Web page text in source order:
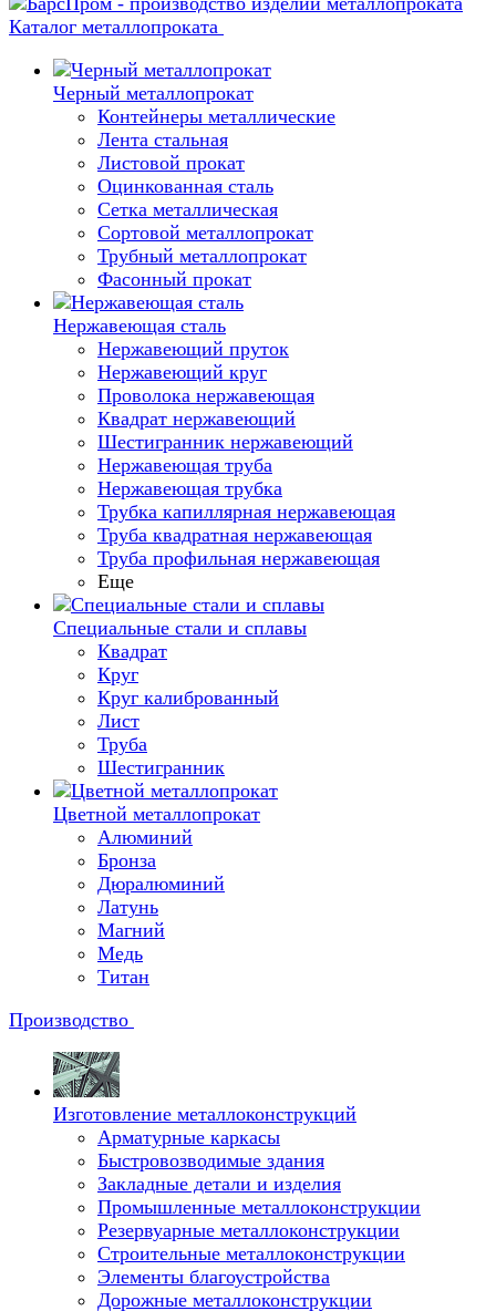
Каталог металлопроката
Черный металлопрокат
Контейнеры металлические
Лента стальная
Листовой прокат
Оцинкованная сталь
Сетка металлическая
Сортовой металлопрокат
Трубный металлопрокат
Фасонный прокат
Нержавеющая сталь
Нержавеющий пруток
Нержавеющий круг
Проволока нержавеющая
Квадрат нержавеющий
Шестигранник нержавеющий
Нержавеющая труба
Нержавеющая трубка
Трубка капиллярная нержавеющая
Труба квадратная нержавеющая
Труба профильная нержавеющая
Еще
Специальные стали и сплавы
Квадрат
Круг
Круг калиброванный
Лист
Труба
Шестигранник
Цветной металлопрокат
Алюминий
Бронза
Дюралюминий
Латунь
Магний
Медь
Титан
Производство
Изготовление металлоконструкций
Арматурные каркасы
Быстровозводимые здания
Закладные детали и изделия
Промышленные металлоконструкции
Резервуарные металлоконструкции
Строительные металлоконструкции
Элементы благоустройства
Дорожные металлоконструкции